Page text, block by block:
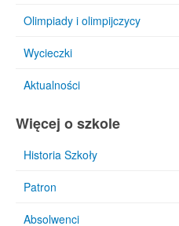
Olimpiady i olimpijczycy
Wycieczki
Aktualności
Więcej o szkole
Historia Szkoły
Patron
Absolwenci